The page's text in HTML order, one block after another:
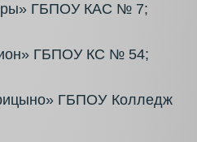
ГБПОУ КАС № 7;
ГБПОУ КС № 54;
ГБПОУ Колледж